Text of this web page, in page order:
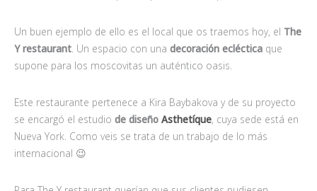
Un buen ejemplo de ello es el local que os traemos hoy, el The
Y restaurant . Un espacio con una decoración ecléctica que
supone para los moscovitas un auténtico oasis.
Este restaurante pertenece a Kira Baybakova y de su proyecto
se encargó el estudio de diseño Asthetíque, cuya sede está en
Nueva York. Como veis se trata de un trabajo de lo más
internacional 😉